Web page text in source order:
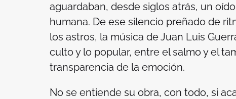
aguardaban, desde siglos atrás, un
humana. De ese silencio preñado de
los astros, la música de Juan Luis
culto y lo popular, entre el salmo y el
transparencia de la emoción.
No se entiende su obra, con todo, si